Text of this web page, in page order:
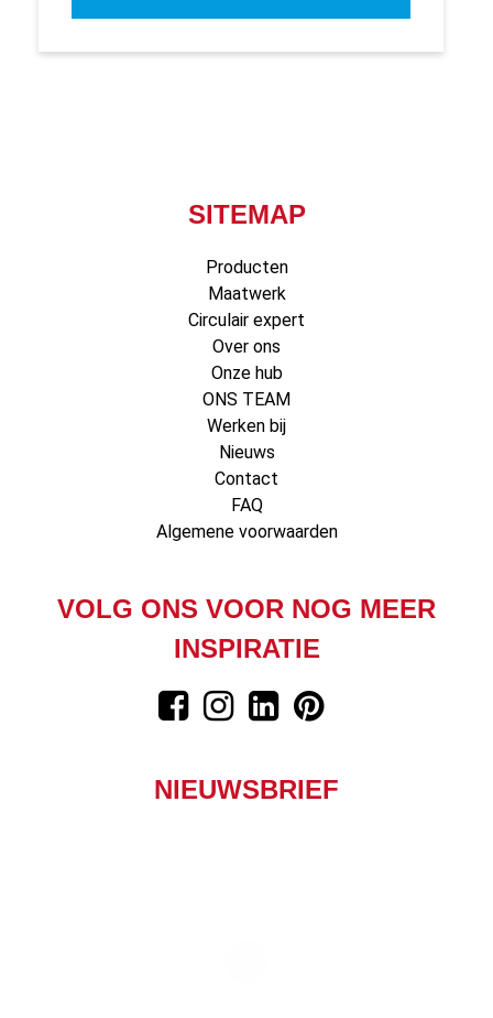
SITEMAP
Producten
Maatwerk
Circulair expert
Over ons
Onze hub
ONS TEAM
Werken bij
Nieuws
Contact
FAQ
Algemene voorwaarden
VOLG ONS VOOR NOG MEER
INSPIRATIE
NIEUWSBRIEF